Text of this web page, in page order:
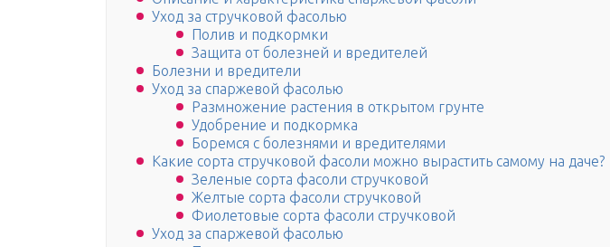
Уход за стручковой фасолью
Полив и подкормки
Защита от болезней и вредителей
Болезни и вредители
Уход за спаржевой фасолью
Размножение растения в открытом грунте
Удобрение и подкормка
Боремся с болезнями и вредителями
Какие сорта стручковой фасоли можно вырастить самому на даче?
Зеленые сорта фасоли стручковой
Желтые сорта фасоли стручковой
Фиолетовые сорта фасоли стручковой
Уход за спаржевой фасолью